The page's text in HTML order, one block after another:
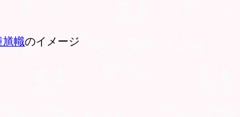
馗幟のイメージ